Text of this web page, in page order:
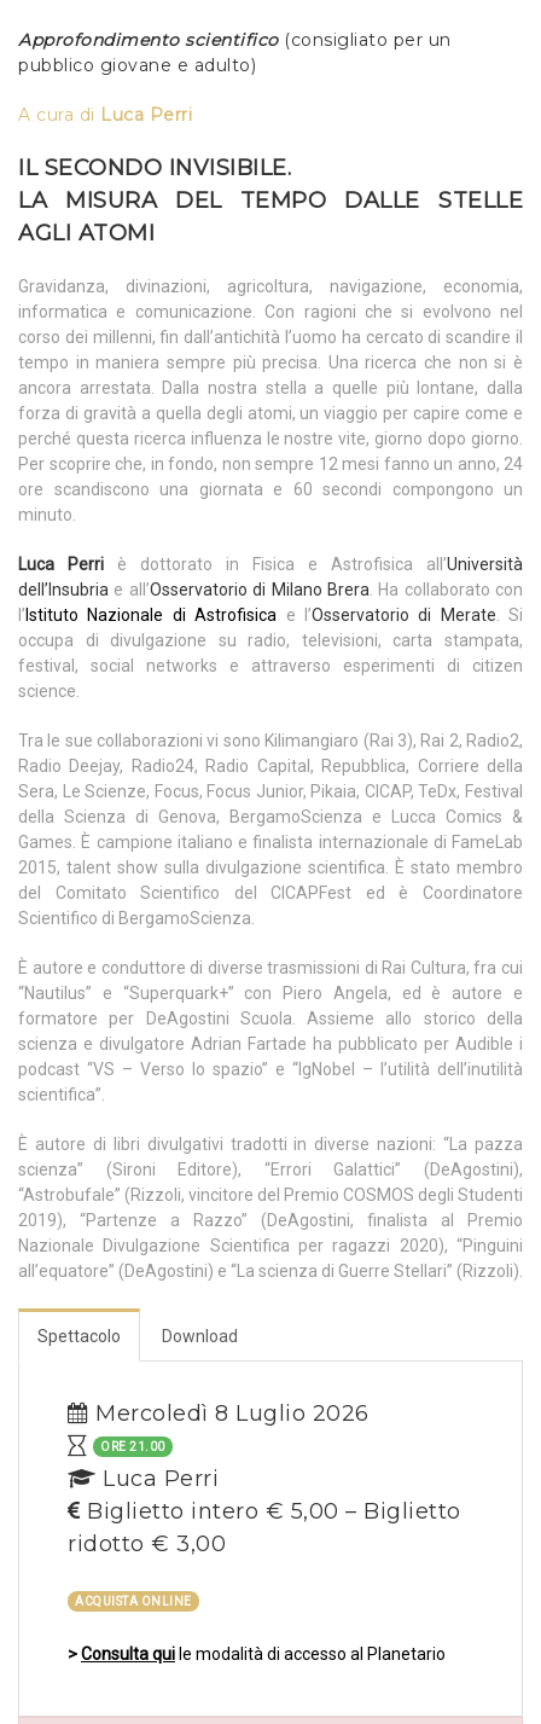
Approfondimento scientifico (consigliato per un
pubblico giovane e adulto)
A cura di Luca Perri
IL SECONDO INVISIBILE.
LA MISURA DEL TEMPO DALLE STELLE
AGLI ATOMI
Gravidanza, divinazioni, agricoltura, navigazione, economia,
informatica e comunicazione. Con ragioni che si evolvono nel
corso dei millenni, fin dall’antichità l’uomo ha cercato di scandire il
tempo in maniera sempre più precisa. Una ricerca che non si è
ancora arrestata. Dalla nostra stella a quelle più lontane, dalla
forza di gravità a quella degli atomi, un viaggio per capire come e
perché questa ricerca influenza le nostre vite, giorno dopo giorno.
Per scoprire che, in fondo, non sempre 12 mesi fanno un anno, 24
ore scandiscono una giornata e 60 secondi compongono un
minuto.
Luca Perri è dottorato in Fisica e Astrofisica all’Università
dell’Insubria e all’Osservatorio di Milano Brera. Ha collaborato con
l’ Istituto Nazionale di Astrofisica e l’Osservatorio di Merate. Si
occupa di divulgazione su radio, televisioni, carta stampata,
festival, social networks e attraverso esperimenti di citizen
science.
Tra le sue collaborazioni vi sono Kilimangiaro (Rai 3), Rai 2, Radio2,
Radio Deejay, Radio24, Radio Capital, Repubblica, Corriere della
Sera, Le Scienze, Focus, Focus Junior, Pikaia, CICAP, TeDx, Festival
della Scienza di Genova, BergamoScienza e Lucca Comics &
Games. È campione italiano e finalista internazionale di FameLab
2015, talent show sulla divulgazione scientifica. È stato membro
del Comitato Scientifico del CICAPFest ed è Coordinatore
Scientifico di BergamoScienza.
È autore e conduttore di diverse trasmissioni di Rai Cultura, fra cui
“Nautilus” e “Superquark+” con Piero Angela, ed è autore e
formatore per DeAgostini Scuola. Assieme allo storico della
scienza e divulgatore Adrian Fartade ha pubblicato per Audible i
podcast “VS – Verso lo spazio” e “IgNobel – l’utilità dell’inutilità
scientifica”.
È autore di libri divulgativi tradotti in diverse nazioni: “La pazza
scienza” (Sironi Editore), “Errori Galattici” (DeAgostini),
“Astrobufale” (Rizzoli, vincitore del Premio COSMOS degli Studenti
2019), “Partenze a Razzo” (DeAgostini, finalista al Premio
Nazionale Divulgazione Scientifica per ragazzi 2020), “Pinguini
all’equatore” (DeAgostini) e “La scienza di Guerre Stellari” (Rizzoli).
Spettacolo Download
Mercoledì 8 Luglio 2026
ORE 21.00
Luca Perri
Biglietto intero € 5,00 – Biglietto
ridotto € 3,00
ACQUISTA ONLINE
>Consulta qui le modalità di accesso al Planetario